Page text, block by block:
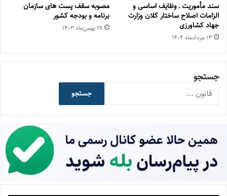
سند مأموریت ـ وظایف اساسی و
الزامات اصلاح ساختار کلان وزارت
جهاد کشاورزی
۱۳ مرداد‌ماه ۱۴۰۴
مصوبه سقف پست های سازمان
برنامه و بودجه کشور
۲۸ بهمن‌ماه ۱۴۰۳
جستجو
جستجو